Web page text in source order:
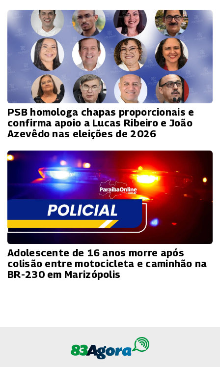
PSB homologa chapas proporcionais e
confirma apoio a Lucas Ribeiro e João
Azevêdo nas eleições de 2026
Adolescente de 16 anos morre após
colisão entre motocicleta e caminhão na
BR-230 em Marizópolis